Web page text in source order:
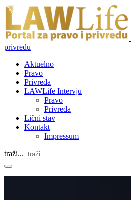
privredu
Aktuelno
Pravo
Privreda
LAWLife Intervju
Pravo
Privreda
Lični stav
Kontakt
Impressum
traži...